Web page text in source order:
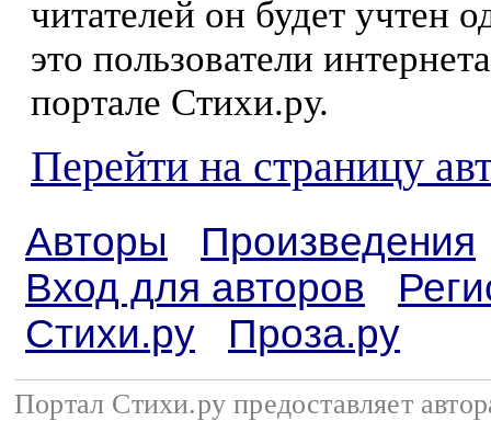
читателей он будет учтен
это пользователи
портале Стихи.ру.
Перейти на страницу
Авторы
Произведения
Вход для авторов
Стихи.ру
Проза.ру
Портал Стихи.ру предоставляет